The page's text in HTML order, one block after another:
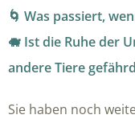
🌀 Was passiert,
🐗 Ist die Ruhe der
andere Tiere
Sie haben noch